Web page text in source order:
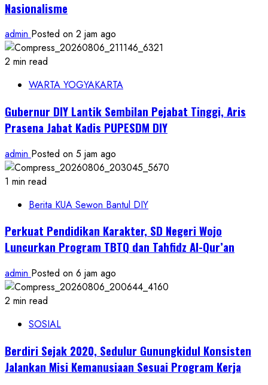
Nasionalisme
admin Posted on 2 jam ago
2 min read
WARTA YOGYAKARTA
Gubernur DIY Lantik Sembilan Pejabat Tinggi, Aris
Prasena Jabat Kadis PUPESDM DIY
admin Posted on 5 jam ago
1 min read
Berita KUA Sewon Bantul DIY
Perkuat Pendidikan Karakter, SD Negeri Wojo
Luncurkan Program TBTQ dan Tahfidz Al-Qur’an
admin Posted on 6 jam ago
2 min read
SOSIAL
Berdiri Sejak 2020, Sedulur Gunungkidul Konsisten
Jalankan Misi Kemanusiaan Sesuai Program Kerja